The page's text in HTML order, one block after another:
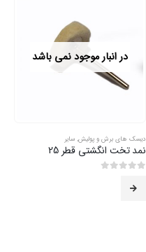
در انبار موجود نمی باشد
دیسک های برش و پولیش, سایر
نمد تخت انگشتی قطر 25